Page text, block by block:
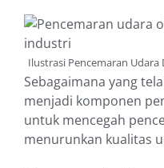
Ilustrasi Pencemaran Udara
Sebagaimana yang
menjadi komponen
untuk mencegah
menurunkan kualitas